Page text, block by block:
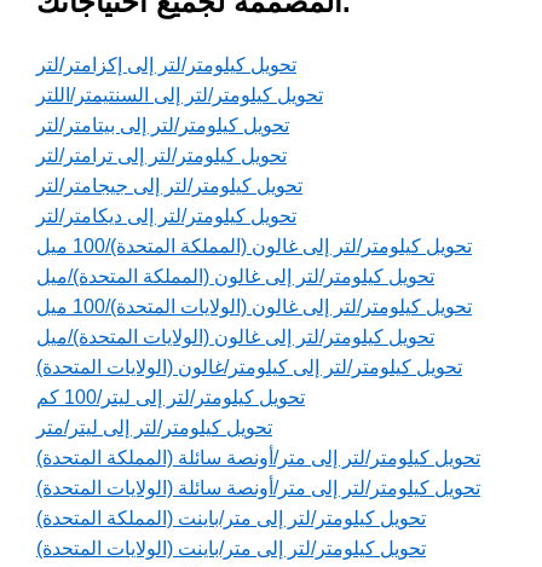
تحويل كيلومتر/لتر إلى إكزامتر/لتر
تحويل كيلومتر/لتر إلى السنتيمتر/اللتر
تحويل كيلومتر/لتر إلى بيتامتر/لتر
تحويل كيلومتر/لتر إلى ترامتر/لتر
تحويل كيلومتر/لتر إلى جيجامتر/لتر
تحويل كيلومتر/لتر إلى ديكامتر/لتر
تحويل كيلومتر/لتر إلى غالون (المملكة المتحدة)/100 ميل
تحويل كيلومتر/لتر إلى غالون (المملكة المتحدة)/ميل
تحويل كيلومتر/لتر إلى غالون (الولايات المتحدة)/100 ميل
تحويل كيلومتر/لتر إلى غالون (الولايات المتحدة)/ميل
تحويل كيلومتر/لتر إلى كيلومتر/غالون (الولايات المتحدة)
تحويل كيلومتر/لتر إلى ليتر/100 كم
تحويل كيلومتر/لتر إلى ليتر/متر
تحويل كيلومتر/لتر إلى متر/أونصة سائلة (المملكة المتحدة)
تحويل كيلومتر/لتر إلى متر/أونصة سائلة (الولايات المتحدة)
تحويل كيلومتر/لتر إلى متر/باينت (المملكة المتحدة)
تحويل كيلومتر/لتر إلى متر/باينت (الولايات المتحدة)